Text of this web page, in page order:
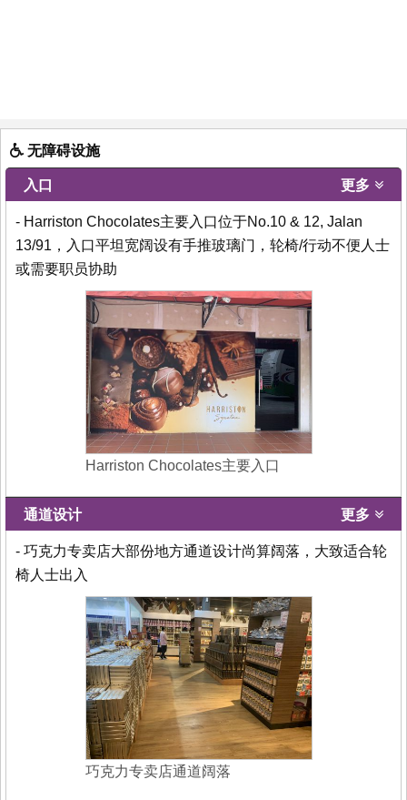
无障碍设施
入口 更多
- Harriston Chocolates主要入口位于No.10 & 12, Jalan
13/91，入口平坦宽阔设有手推玻璃门，轮椅/行动不便人士
或需要职员协助
Harriston Chocolates主要入口
通道设计 更多
- 巧克力专卖店大部份地方通道设计尚算阔落，大致适合轮
椅人士出入
巧克力专卖店通道阔落